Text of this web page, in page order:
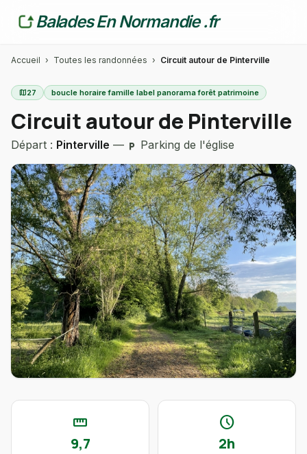
Balades En Normandie .fr
Accueil › Toutes les randonnées › Circuit autour de Pinterville
map27 boucle horaire famille label panorama forêt patrimoine
Circuit autour de Pinterville
Départ : Pinterville — local_parking Parking de l'église
straighten
9,7
schedule
2h